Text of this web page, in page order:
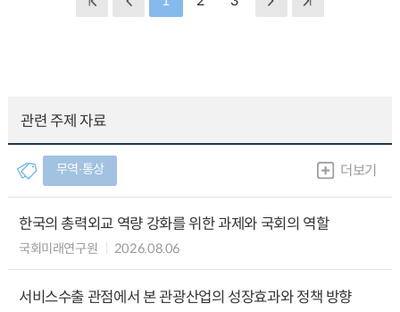
관련 주제 자료
무역∙통상 더보기
한국의 총력외교 역량 강화를 위한 과제와 국회의 역할
국회미래연구원 2026.08.06
서비스수출 관점에서 본 관광산업의 성장효과와 정책 방향